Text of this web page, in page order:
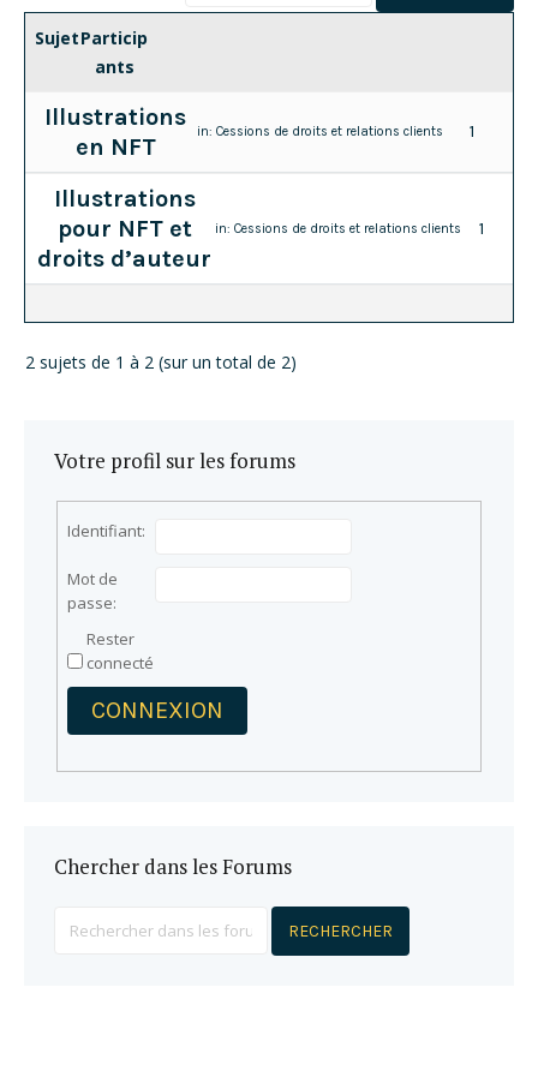
SujetParticip
ants
Illustrations
en NFT
in: Cessions de droits et relations clients 1
Illustrations
pour NFT et
droits d’auteur
in: Cessions de droits et relations clients 1
2 sujets de 1 à 2 (sur un total de 2)
Votre profil sur les forums
Identifiant:
Mot de
passe:
Rester
connecté
CONNEXION
Chercher dans les Forums